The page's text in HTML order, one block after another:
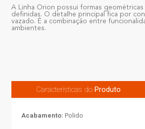
A Linha Orion possui formas geométricas
definidas. O detalhe principal fica por
vazado. É a combinação entre
ambientes.
Características doProduto
Acabamento: Polido